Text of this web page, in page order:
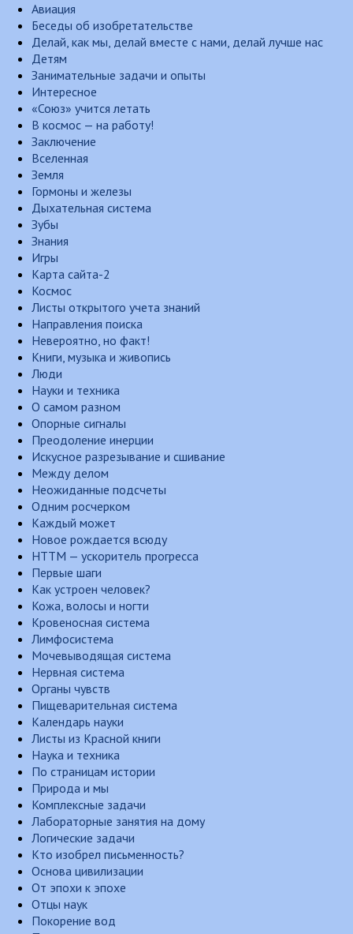
Авиация
Беседы об изобретательстве
Делай, как мы, делай вместе с нами, делай лучше нас
Детям
Занимательные задачи и опыты
Интересное
«Союз» учится летать
В космос — на работу!
Заключение
Вселенная
Земля
Гормоны и железы
Дыхательная система
Зубы
Знания
Игры
Карта сайта-2
Космос
Листы открытого учета знаний
Направления поиска
Невероятно, но факт!
Книги, музыка и живопись
Люди
Науки и техника
О самом разном
Опорные сигналы
Преодоление инерции
Искусное разрезывание и сшивание
Между делом
Неожиданные подсчеты
Одним росчерком
Каждый может
Новое рождается всюду
НТТМ — ускоритель прогресса
Первые шаги
Как устроен человек?
Кожа, волосы и ногти
Кровеносная система
Лимфосистема
Мочевыводящая система
Нервная система
Органы чувств
Пищеварительная система
Календарь науки
Листы из Красной книги
Наука и техника
По страницам истории
Природа и мы
Комплексные задачи
Лабораторные занятия на дому
Логические задачи
Кто изобрел письменность?
Основа цивилизации
От эпохи к эпохе
Отцы наук
Покорение вод